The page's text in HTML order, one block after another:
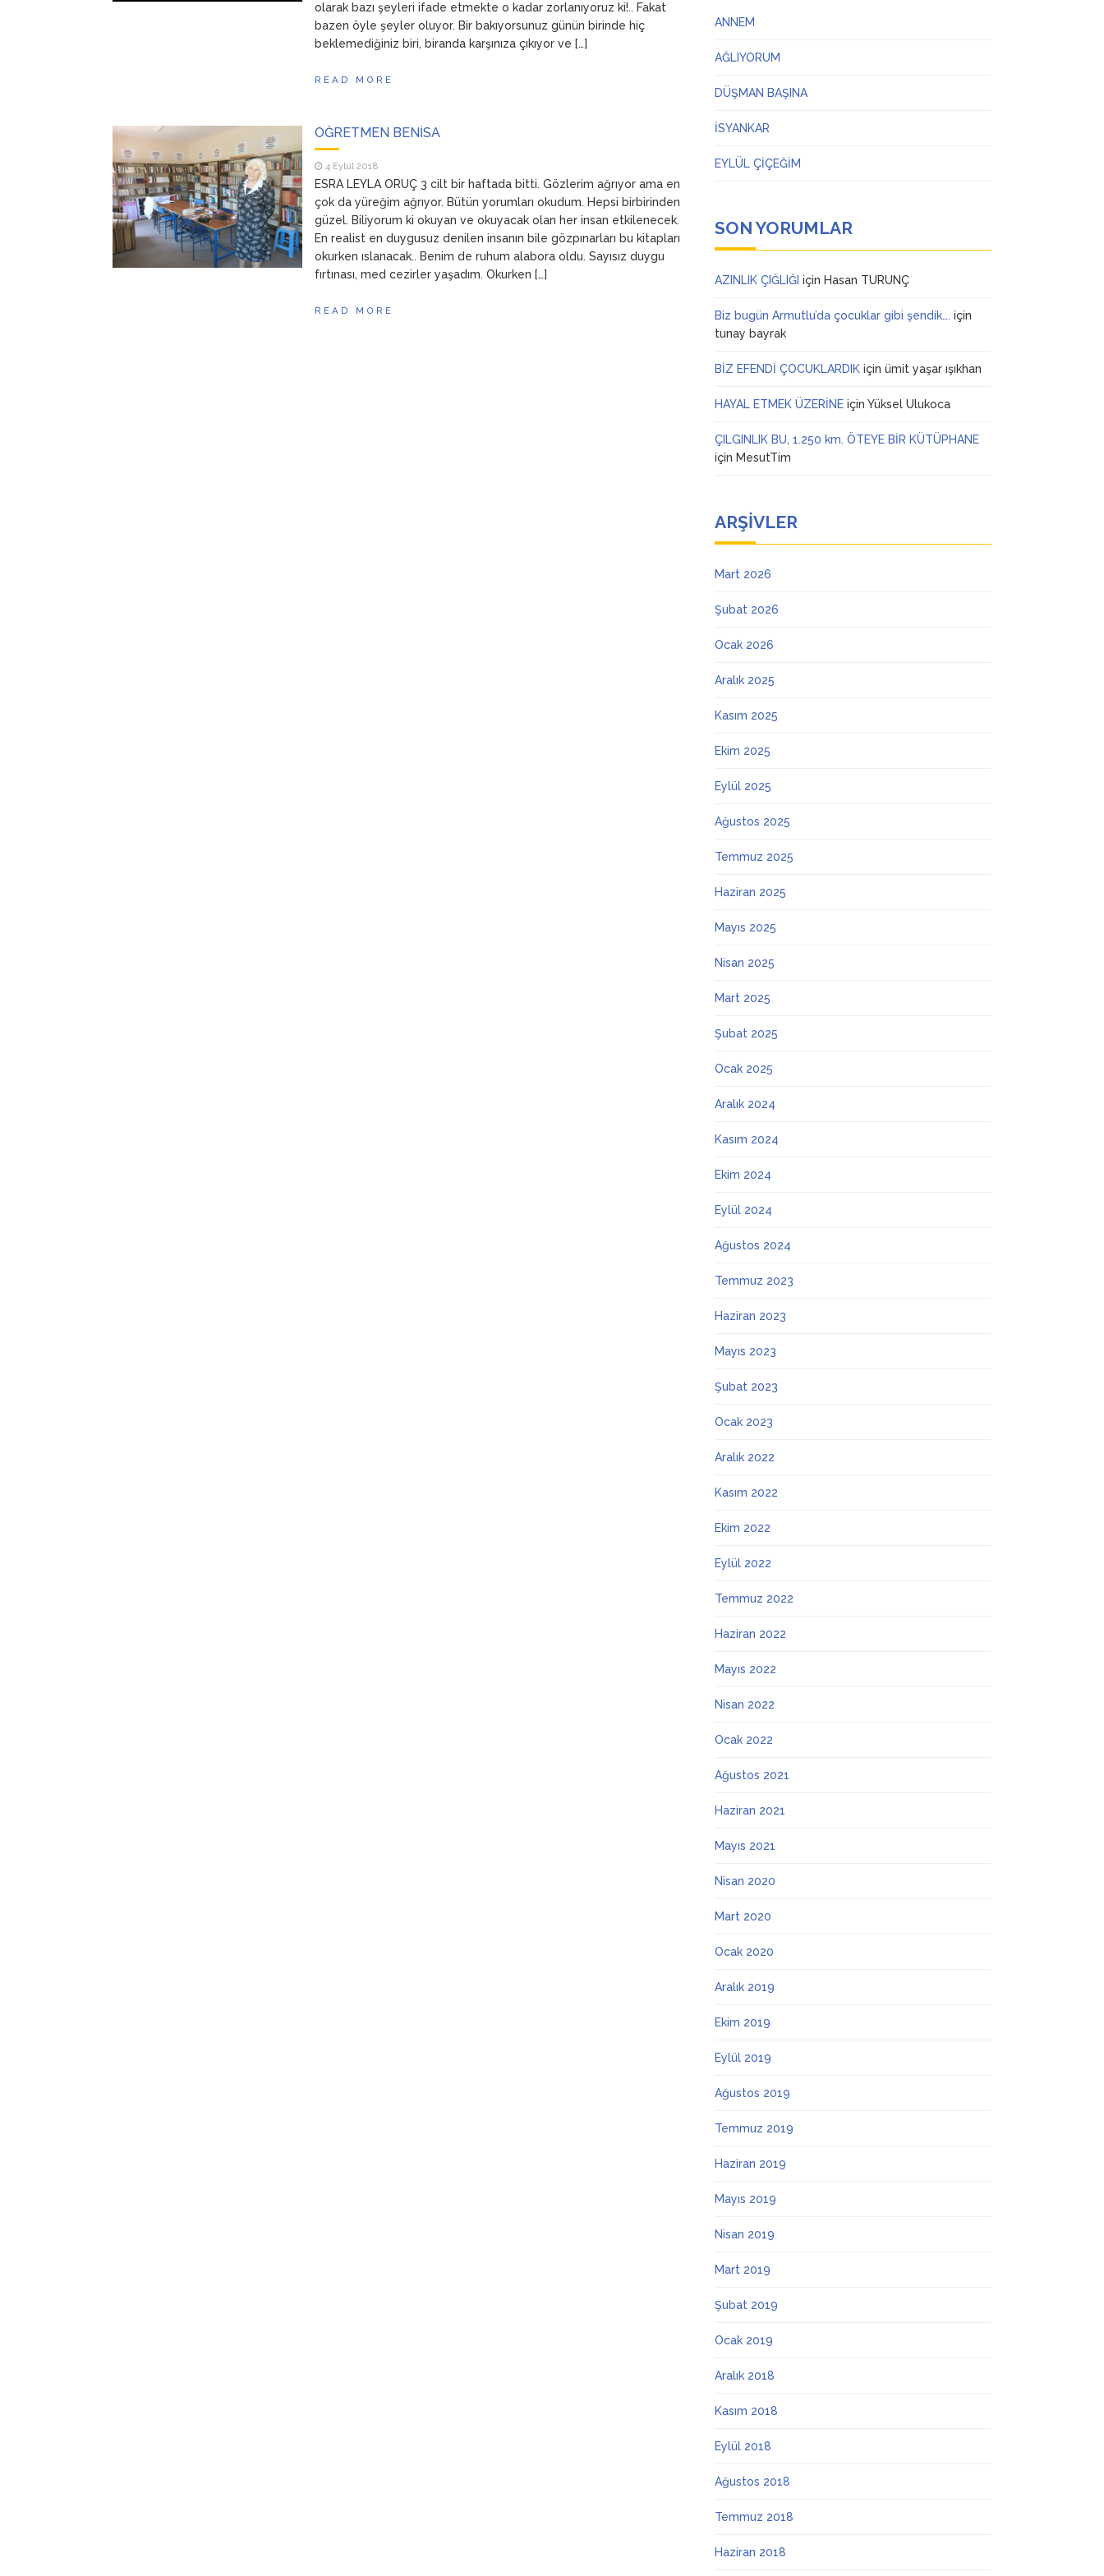
olarak bazı şeyleri ifade etmekte o kadar zorlanıyoruz ki!.. Fakat
bazen öyle şeyler oluyor. Bir bakıyorsunuz günün birinde hiç
beklemediğiniz biri, biranda karşınıza çıkıyor ve […]
READ MORE
ÖĞRETMEN BENİSA
4 Eylül 2018
ESRA LEYLA ORUÇ 3 cilt bir haftada bitti. Gözlerim ağrıyor ama en
çok da yüreğim ağrıyor. Bütün yorumları okudum. Hepsi birbirinden
güzel. Biliyorum ki okuyan ve okuyacak olan her insan etkilenecek.
En realist en duygusuz denilen insanın bile gözpınarları bu kitapları
okurken ıslanacak.. Benim de ruhum alabora oldu. Sayısız duygu
fırtınası, med cezirler yaşadım. Okurken […]
READ MORE
ANNEM
AĞLIYORUM
DÜŞMAN BAŞINA
İSYANKAR
EYLÜL ÇİÇEĞİM
SON YORUMLAR
AZINLIK ÇIĞLIĞI için Hasan TURUNÇ
Biz bugün Armutlu’da çocuklar gibi şendik…. için
tunay bayrak
BİZ EFENDİ ÇOCUKLARDIK içinümit yaşar ışıkhan
HAYAL ETMEK ÜZERİNE içinYüksel Ulukoca
ÇILGINLIK BU, 1.250 km. ÖTEYE BİR KÜTÜPHANE
için MesutTim
ARŞIVLER
Mart 2026
Şubat 2026
Ocak 2026
Aralık 2025
Kasım 2025
Ekim 2025
Eylül 2025
Ağustos 2025
Temmuz 2025
Haziran 2025
Mayıs 2025
Nisan 2025
Mart 2025
Şubat 2025
Ocak 2025
Aralık 2024
Kasım 2024
Ekim 2024
Eylül 2024
Ağustos 2024
Temmuz 2023
Haziran 2023
Mayıs 2023
Şubat 2023
Ocak 2023
Aralık 2022
Kasım 2022
Ekim 2022
Eylül 2022
Temmuz 2022
Haziran 2022
Mayıs 2022
Nisan 2022
Ocak 2022
Ağustos 2021
Haziran 2021
Mayıs 2021
Nisan 2020
Mart 2020
Ocak 2020
Aralık 2019
Ekim 2019
Eylül 2019
Ağustos 2019
Temmuz 2019
Haziran 2019
Mayıs 2019
Nisan 2019
Mart 2019
Şubat 2019
Ocak 2019
Aralık 2018
Kasım 2018
Eylül 2018
Ağustos 2018
Temmuz 2018
Haziran 2018